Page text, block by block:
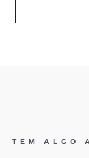
TEM ALGO